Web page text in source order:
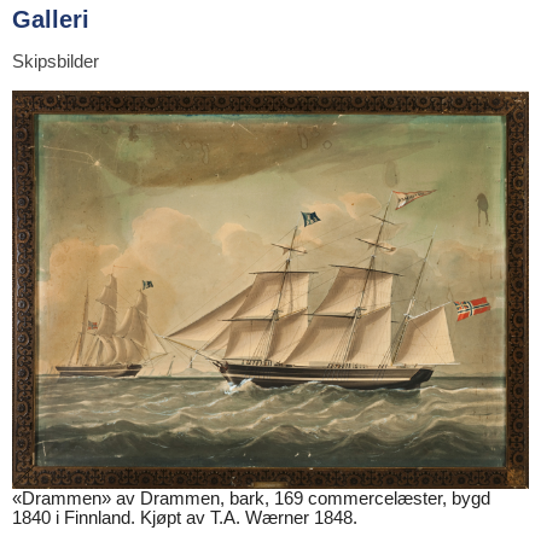
Galleri
Skipsbilder
«Drammen» av Drammen, bark, 169 commercelæster, bygd
1840 i Finnland. Kjøpt av T.A. Wærner 1848.